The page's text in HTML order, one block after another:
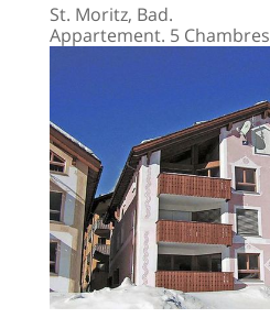
St. Moritz, Bad.
Appartement. 5 Chambres